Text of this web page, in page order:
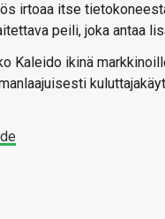
irtoaa itse
peili, joka antaa
Kaleido ikinä